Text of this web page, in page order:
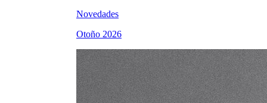
Novedades
Otoño 2026